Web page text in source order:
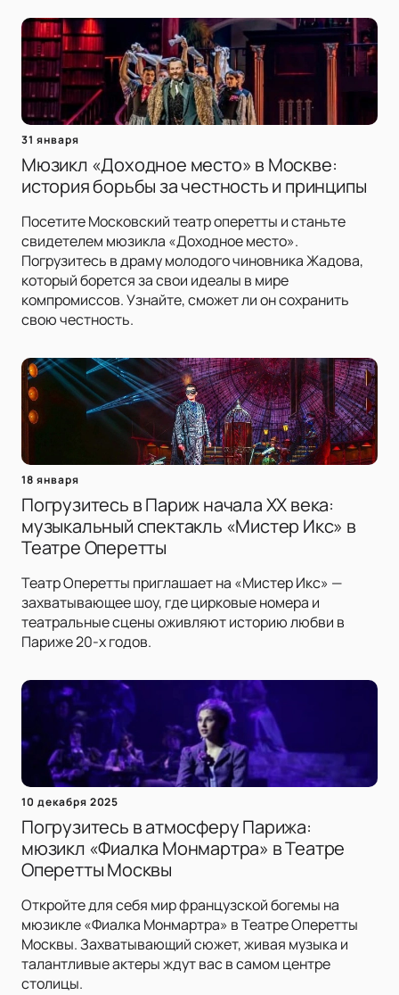
31 января
Мюзикл «Доходное место» в Москве:
история борьбы за честность и принципы
Посетите Московский театр оперетты и станьте
свидетелем мюзикла «Доходное место».
Погрузитесь в драму молодого чиновника Жадова,
который борется за свои идеалы в мире
компромиссов. Узнайте, сможет ли он сохранить
свою честность.
18 января
Погрузитесь в Париж начала XX века:
музыкальный спектакль «Мистер Икс» в
Театре Оперетты
Театр Оперетты приглашает на «Мистер Икс» —
захватывающее шоу, где цирковые номера и
театральные сцены оживляют историю любви в
Париже 20-х годов.
10 декабря 2025
Погрузитесь в атмосферу Парижа:
мюзикл «Фиалка Монмартра» в Театре
Оперетты Москвы
Откройте для себя мир французской богемы на
мюзикле «Фиалка Монмартра» в Театре Оперетты
Москвы. Захватывающий сюжет, живая музыка и
талантливые актеры ждут вас в самом центре
столицы.